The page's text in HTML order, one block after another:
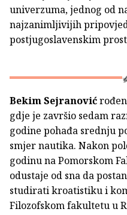
univerzuma, jednog od
najzanimljivijih
postjugoslavenskim
Bekim Sejranović
gdje je završio sedam
godine pohađa srednju
smjer nautika. Nakon
godinu na Pomorskom
odustaje od sna da
studirati kroatistiku i
Filozofskom fakultetu u